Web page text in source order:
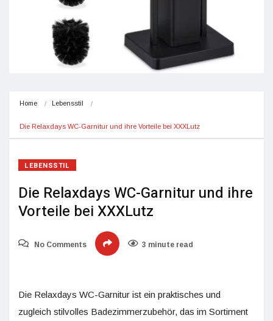
Home Lebensstil
Die Relaxdays WC-Garnitur und ihre Vorteile bei XXXLutz
LEBENSSTIL
Die Relaxdays WC-Garnitur und ihre
Vorteile bei XXXLutz
No Comments 3 minute read
Die Relaxdays WC-Garnitur ist ein praktisches und
zugleich stilvolles Badezimmerzubehör, das im Sortiment